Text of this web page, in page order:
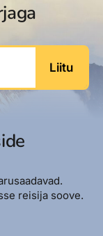
Liitu
reisija soove.